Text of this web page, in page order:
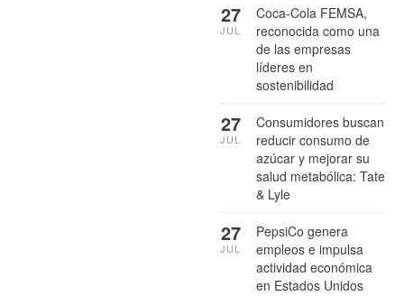
Coca-Cola FEMSA,
reconocida como una
de las empresas
líderes en
sostenibilidad
27
JUL
Consumidores buscan
reducir consumo de
azúcar y mejorar su
salud metabólica: Tate
& Lyle
27
JUL
PepsiCo genera
empleos e impulsa
actividad económica
en Estados Unidos
27
JUL